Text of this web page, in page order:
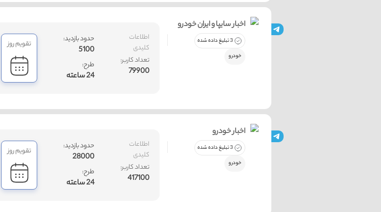
اطلاعات
کلیدی
تعداد کاربر:
79900
حدود بازدید:
5100
طرح:
24 ساعته
تقویم روز
اخبار سایپا و ایران خودرو
3 تبلیغ داده شده
خودرو
اطلاعات
کلیدی
تعداد کاربر:
417100
حدود بازدید:
28000
طرح:
24 ساعته
تقویم روز
اخبار خودرو
3 تبلیغ داده شده
خودرو